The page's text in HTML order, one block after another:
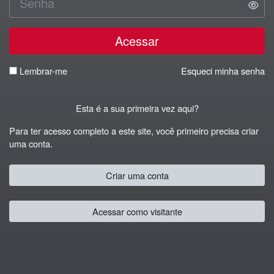
Acessar
Lembrar-me Esqueci minha senha
Esta é a sua primeira vez aqui?
Para ter acesso completo a este site, você primeiro precisa criar
uma conta.
Criar uma conta
Acessar como visitante